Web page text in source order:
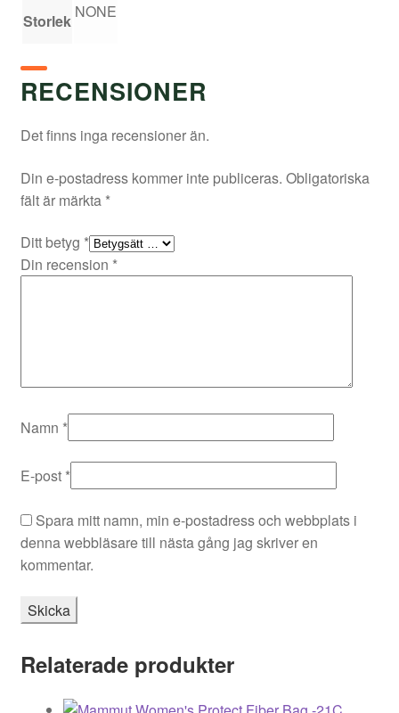
Storlek NONE
RECENSIONER
Det finns inga recensioner än.
Din e-postadress kommer inte publiceras. Obligatoriska
fält är märkta *
Ditt betyg *
Din recension *
Namn *
E-post *
Spara mitt namn, min e-postadress och webbplats i
denna webbläsare till nästa gång jag skriver en
kommentar.
Relaterade produkter